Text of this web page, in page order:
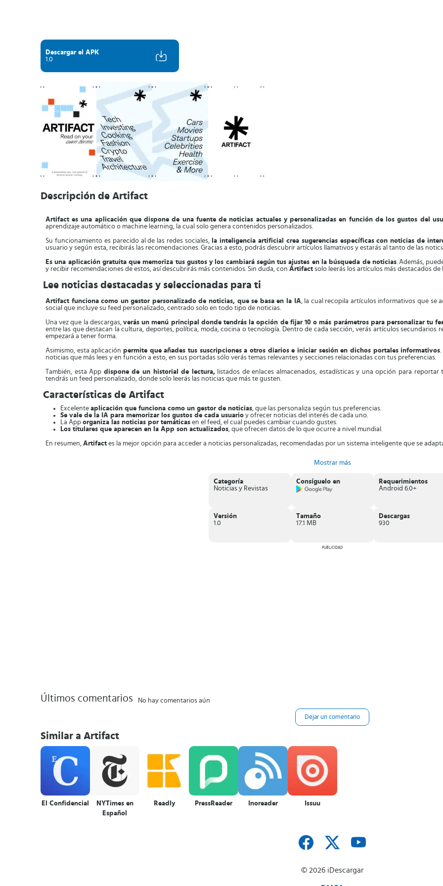
Descargar el APK
1.0
Descripción de Artifact
Artifact es una aplicación que dispone de una fuente de noticias actuales y personalizadas en función de los gustos del
aprendizaje automático o machine learning, la cual solo genera contenidos personalizados.
Su funcionamiento es parecido al de las redes sociales, la inteligencia artificial crea sugerencias específicas con noticias de
usuario y según esta, recibirás las recomendaciones. Gracias a esto, podrás descubrir artículos llamativos y estarás al tanto de las
Es una aplicación gratuita que memoriza tus gustos y los cambiará según tus ajustes en la búsqueda de noticias. Además,
y recibir recomendaciones de estos, así descubrirás más contenidos. Sin duda, con Artifact solo leerás los artículos más destacados de
Lee noticias destacadas y seleccionadas para ti
Artifact funciona como un gestor personalizado de noticias, que se basa en la IA, la cual recopila artículos informativos que se
social que incluye su feed personalizado, centrado solo en todo tipo de noticias.
Una vez que la descargas, verás un menú principal donde tendrás la opción de fijar 10 o más parámetros para personalizar tu
entre las que destacan la cultura, deportes, política, moda, cocina o tecnología. Dentro de cada sección, verás artículos secundarios
empezará a tener forma.
Asimismo, esta aplicación permite que añades tus suscripciones a otros diarios e iniciar sesión en dichos portales informativos.
noticias que más lees y en función a esto, en sus portadas sólo verás temas relevantes y secciones relacionadas con tus preferencias.
También, esta App dispone de un historial de lectura,listados de enlaces almacenados, estadísticas y una opción para reportar
tendrás un feed personalizado, donde solo leerás las noticias que más te gusten.
Características de Artifact
Excelente aplicación que funciona como un gestor de noticias, que las personaliza según tus preferencias.
Se vale de la IA para memorizar los gustos de cada usuario y ofrecer noticias del interés de cada uno.
La App organiza las noticias por temáticas en el feed, el cual puedes cambiar cuando gustes.
Los titulares que aparecen en la App son actualizados, que ofrecen datos de lo que ocurre a nivel mundial.
En resumen, Artifact es la mejor opción para acceder a noticias personalizadas, recomendadas por un sistema inteligente que se
Mostrar más
Categoría
Noticias y Revistas
Consíguelo en
Requerimientos
Android 6.0+
Versión
1.0
Tamaño
17.1 MB
Descargas
930
PUBLICIDAD
Últimos comentarios No hay comentarios aún
Dejar un comentario
Similar a Artifact
El Confidencial
NYTimes en
Español
Readly PressReader Inoreader Issuu
© 2026 iDescargar